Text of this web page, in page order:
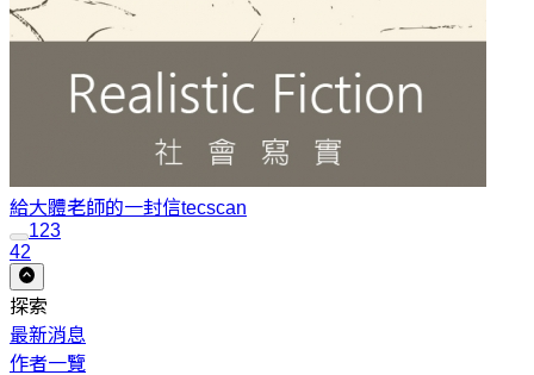
給大體老師的一封信tecscan
123
42
探索
最新消息
作者一覽